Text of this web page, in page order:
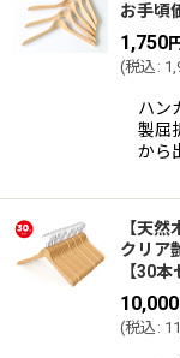
お手頃
1,750
(税込 :
ハン
製屈
から
【天
クリア
【30本
10,000
(税込 :